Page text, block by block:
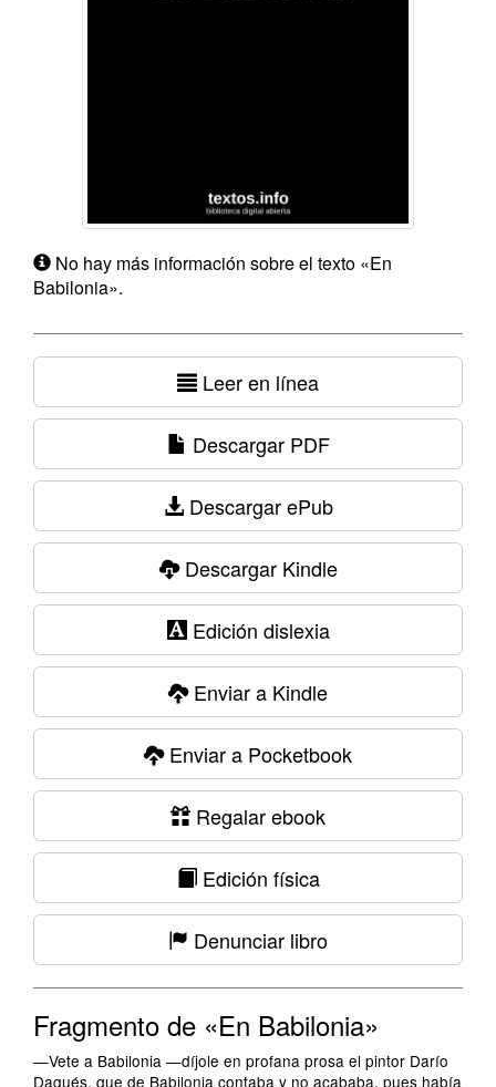
No hay más información sobre el texto «En
Babilonia».
Leer en línea
Descargar PDF
Descargar ePub
Descargar Kindle
Edición dislexia
Enviar a Kindle
Enviar a Pocketbook
Regalar ebook
Edición física
Denunciar libro
Fragmento de «En Babilonia»
—Vete a Babilonia —díjole en profana prosa el pintor Darío
Dagués, que de Babilonia contaba y no acababa, pues había